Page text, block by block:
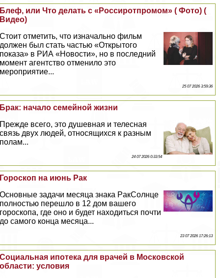
Блеф, или Что делать с «Россиротпромом» ( Фото) (
Видео)
Стоит отметить, что изначально фильм
должен был стать частью «Открытого
показа» в РИА «Новости», но в последний
момент агентство отменило это
мероприятие...
25 07 2026 3:59:36
Бpaк: начало семейной жизни
Прежде всего, это душевная и телесная
связь двух людей, относящихся к разным
полам...
24 07 2026 0:33:54
Гороскоп на июнь Paк
Основные задачи месяца знака PaкСолнце
полностью перешло в 12 дом вашего
гороскопа, где оно и будет находиться почти
до самого конца месяца...
23 07 2026 17:26:13
Социальная ипотека для врачей в Московской
области: условия